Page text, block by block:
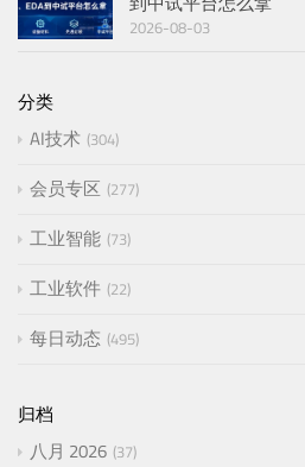
2026-08-03
分类
AI技术 304
会员专区 277
工业智能 73
工业软件 22
每日动态 495
归档
八月 2026 37